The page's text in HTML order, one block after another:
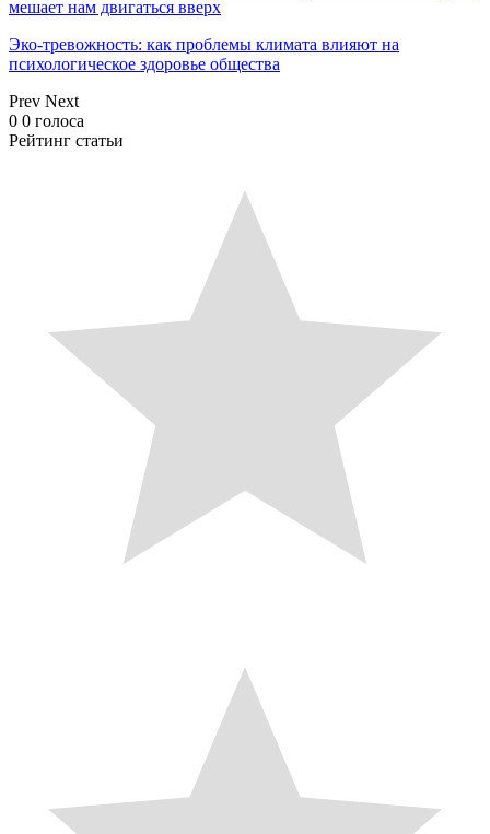
мешает нам двигаться вверх
Эко-тревожность: как проблемы климата влияют на
психологическое здоровье общества
Prev Next
0 0 голоса
Рейтинг статьи